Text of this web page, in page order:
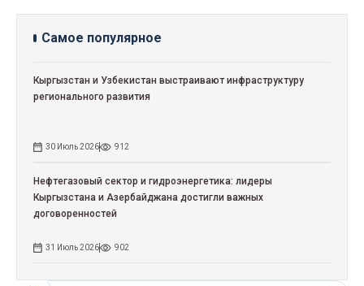
Самое популярное
Кыргызстан и Узбекистан выстраивают инфраструктуру
регионального развития
30 Июль 2026 912
Нефтегазовый сектор и гидроэнергетика: лидеры
Кыргызстана и Азербайджана достигли важных
договоренностей
31 Июль 2026 902